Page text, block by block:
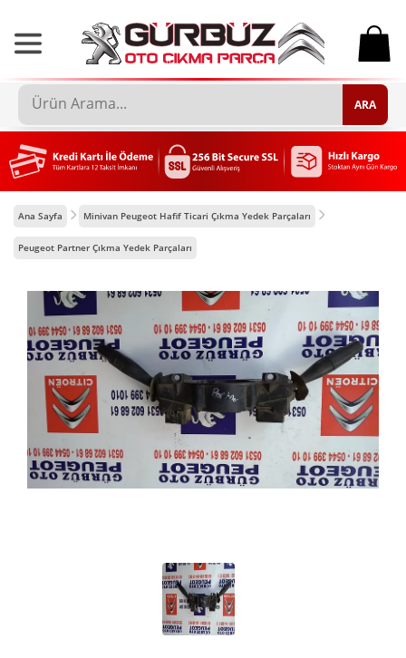
0
ARA
Ana Sayfa Minivan Peugeot Hafif Ticari Çıkma Yedek Parçaları
Peugeot Partner Çıkma Yedek Parçaları